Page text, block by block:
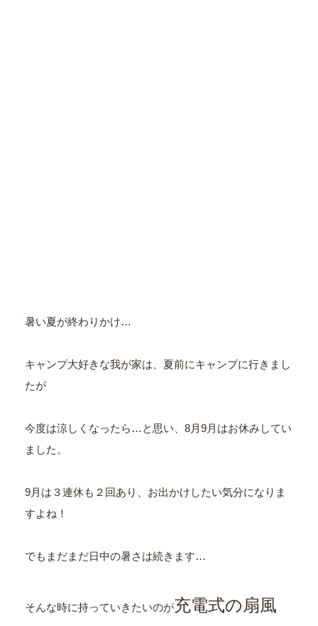
暑い夏が終わりかけ…
キャンプ大好きな我が家は、夏前にキャンプに行きまし
たが
今度は涼しくなったら…と思い、8月9月はお休みしてい
ました。
9月は３連休も２回あり、お出かけしたい気分になりま
すよね！
でもまだまだ日中の暑さは続きます…
そんな時に持っていきたいのが充電式の扇風